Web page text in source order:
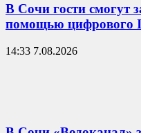
В Сочи гости смогут
помощью цифрового
14:33 7.08.2026